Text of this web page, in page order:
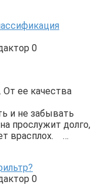
0
ее качества
и не забывать
прослужит долго,
врасплох. …
0